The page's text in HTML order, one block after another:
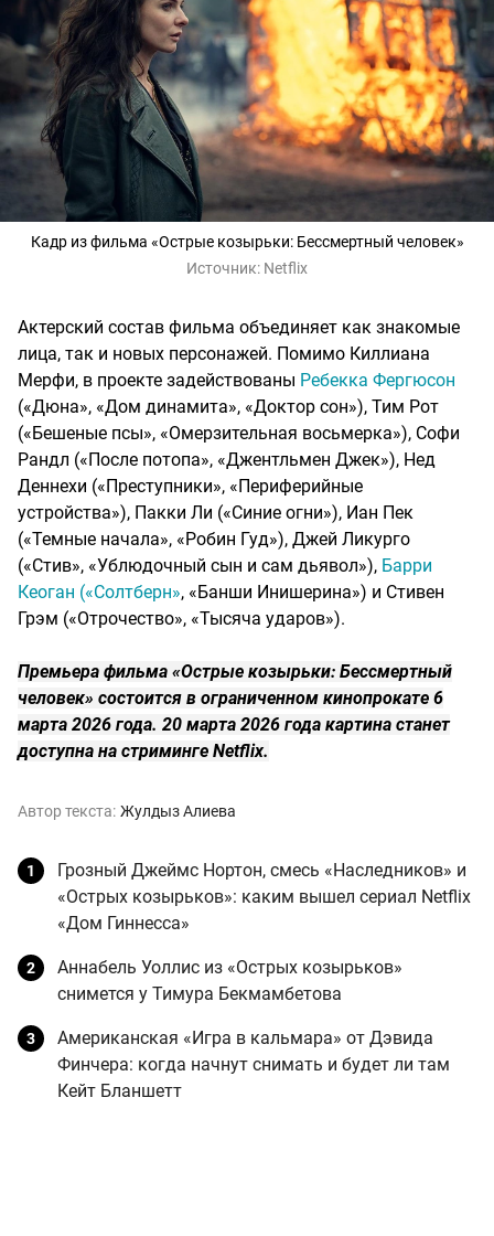
Кадр из фильма «Острые козырьки: Бессмертный человек»
Источник: Netflix
Актерский состав фильма объединяет как знакомые
лица, так и новых персонажей. Помимо Киллиана
Мерфи, в проекте задействованы Ребекка Фергюсон
(«Дюна», «Дом динамита», «Доктор сон»), Тим Рот
(«Бешеные псы», «Омерзительная восьмерка»), Софи
Рандл («После потопа», «Джентльмен Джек»), Нед
Деннехи («Преступники», «Периферийные
устройства»), Пакки Ли («Синие огни»), Иан Пек
(«Темные начала», «Робин Гуд»), Джей Ликурго
(«Стив», «Ублюдочный сын и сам дьявол»), Барри
Кеоган («Солтберн», «Банши Инишерина») и Стивен
Грэм («Отрочество», «Тысяча ударов»).
Премьера фильма «Острые козырьки: Бессмертный
человек» состоится в ограниченном кинопрокате 6
марта 2026 года. 20 марта 2026 года картина станет
доступна на стриминге Netflix.
Автор текста: Жулдыз Алиева
Грозный Джеймс Нортон, смесь «Наследников» и
«Острых козырьков»: каким вышел сериал Netflix
«Дом Гиннесса»
Аннабель Уоллис из «Острых козырьков»
снимется у Тимура Бекмамбетова
Американская «Игра в кальмара» от Дэвида
Финчера: когда начнут снимать и будет ли там
Кейт Бланшетт